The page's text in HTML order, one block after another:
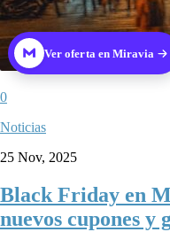
Ver oferta en Miravia
0
Noticias
25 Nov, 2025
Black Friday en
nuevos cupones y